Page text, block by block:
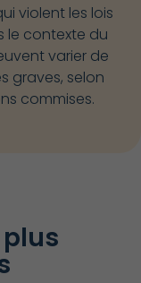
violent les lois
le contexte du
varier de
graves, selon
commises.